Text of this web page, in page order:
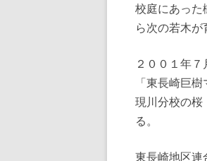
校庭にあった
ら次の若木が
２００１年
「東長崎巨
現川分校の
る。
東長崎地区連